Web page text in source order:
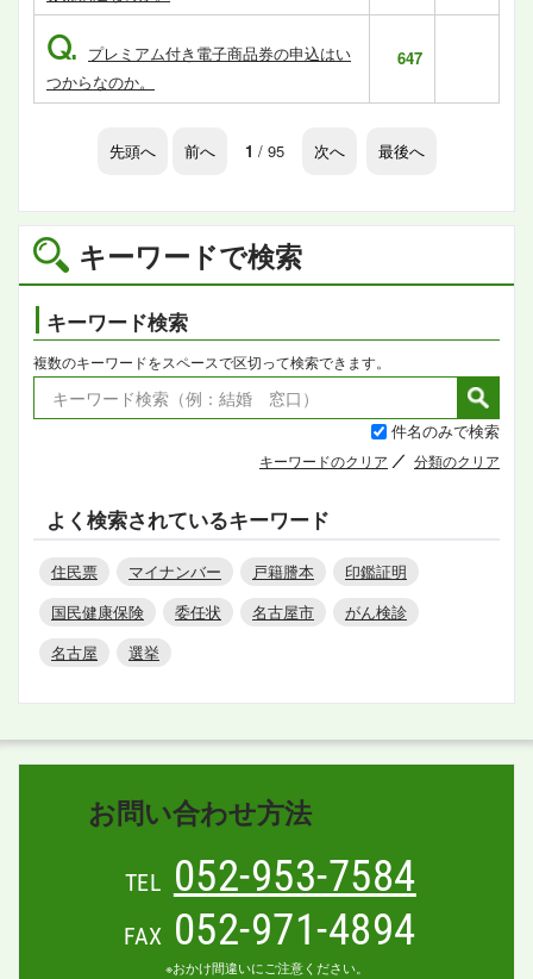
キーワードで検索
キーワード検索
複数のキーワードをスペースで区切って検索できます。
件名のみで検索
キーワードのクリア 分類のクリア
よく検索されているキーワード
住民票 マイナンバー 戸籍謄本
印鑑証明
国民健康保険
委任状 名古屋市
がん検診
名古屋
選挙
Q. プレミアム付き電子商品券の申込はい
つからなのか。
647
先頭へ 前へ 1 / 95 次へ 最後へ
お問い合わせ方法
TEL 052-953-7584
FAX 052-971-4894
※おかけ間違いにご注意ください。